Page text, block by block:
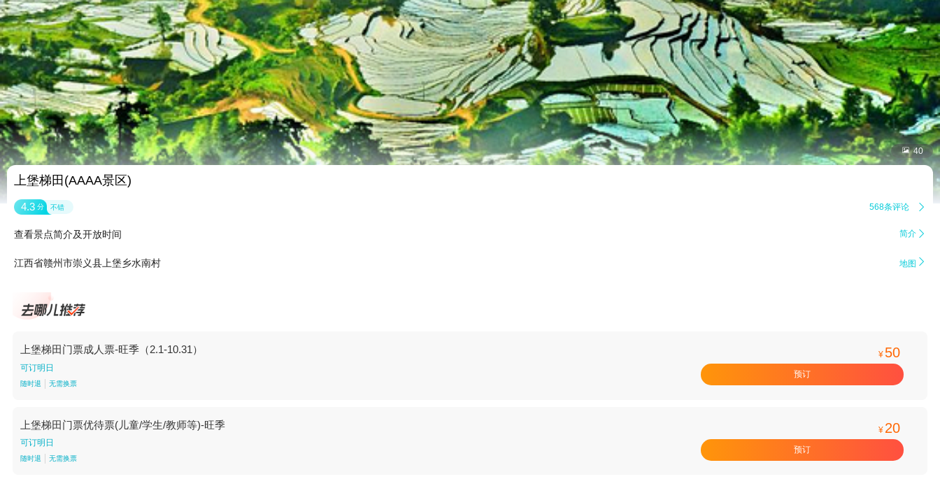
 40
上堡梯田(AAAA景区)
4.3 分 不错 568条评论 
查看景点简介及开放时间 简介 
江西省赣州市崇义县上堡乡水南村 地图 
上堡梯田门票成人票-旺季（2.1-10.31）
可订明日
随时退 无需换票
¥ 50
预订
上堡梯田门票优待票(儿童/学生/教师等)-旺季
可订明日
随时退 无需换票
¥ 20
预订